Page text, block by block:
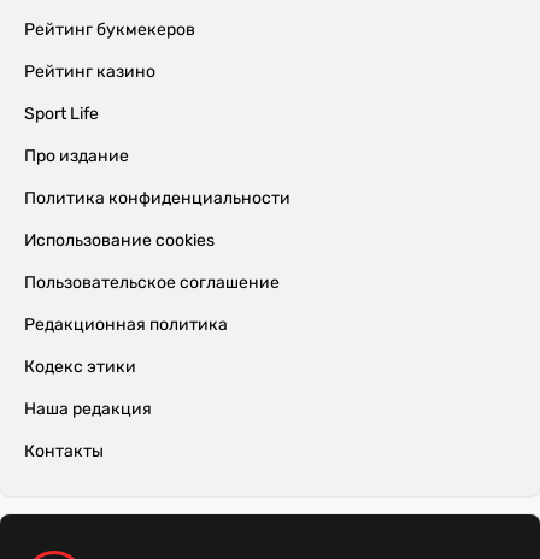
Рейтинг букмекеров
Рейтинг казино
Sport Life
Про издание
Политика конфиденциальности
Использование cookies
Пользовательское соглашение
Редакционная политика
Кодекс этики
Наша редакция
Контакты